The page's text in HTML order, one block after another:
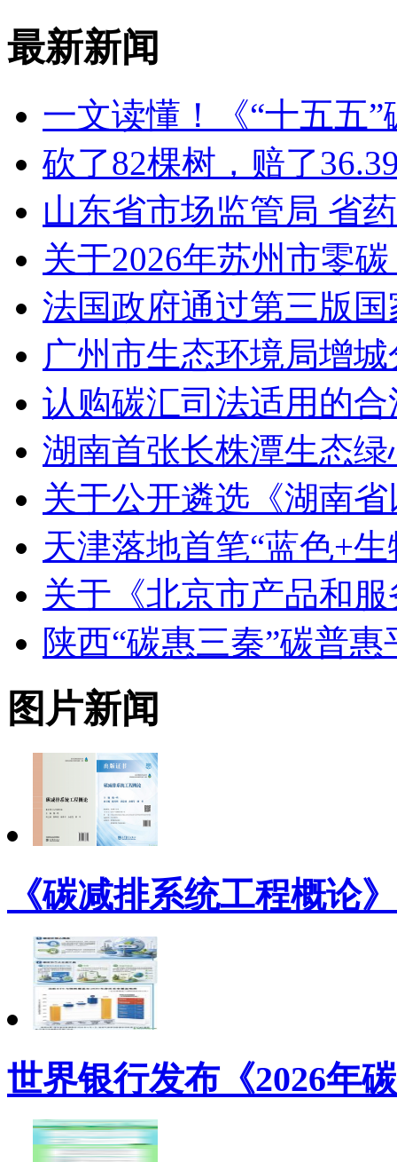
最新新闻
一文读懂！《“十五五
砍了82棵树，赔了
山东省市场监管局 省
关于2026年苏州市零
法国政府通过第三版
广州市生态环境局增
认购碳汇司法适用的
湖南首张长株潭生态
关于公开遴选《湖南
天津落地首笔“蓝色+
关于《北京市产品和
陕西“碳惠三秦”碳普
图片新闻
《碳减排系统工程概论
世界银行发布《2026年